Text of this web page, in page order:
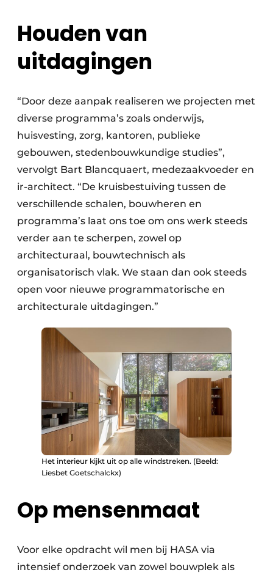
Houden van
uitdagingen
“Door deze aanpak realiseren we projecten met
diverse programma’s zoals onderwijs,
huisvesting, zorg, kantoren, publieke
gebouwen, stedenbouwkundige studies”,
vervolgt Bart Blancquaert, medezaakvoeder en
ir-architect. “De kruisbestuiving tussen de
verschillende schalen, bouwheren en
programma’s laat ons toe om ons werk steeds
verder aan te scherpen, zowel op
architecturaal, bouwtechnisch als
organisatorisch vlak. We staan dan ook steeds
open voor nieuwe programmatorische en
architecturale uitdagingen.”
Het interieur kijkt uit op alle windstreken. (Beeld:
Liesbet Goetschalckx)
Op mensenmaat
Voor elke opdracht wil men bij HASA via
intensief onderzoek van zowel bouwplek als